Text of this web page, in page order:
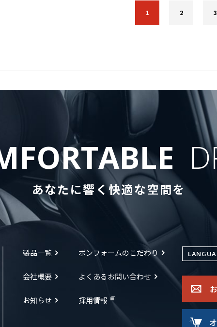
1 2 3
あなたに響く快適な空間を
製品一覧
会社概要
お知らせ
ボンフォームのこだわり
よくあるお問い合わせ
採用情報